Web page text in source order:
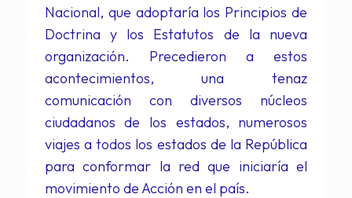
Nacional, que adoptaría los Principios de
Doctrina y los Estatutos de la nueva
organización. Precedieron a estos
acontecimientos, una tenaz
comunicación con diversos núcleos
ciudadanos de los estados, numerosos
viajes a todos los estados de la República
para conformar la red que iniciaría el
movimiento de Acción en el país.